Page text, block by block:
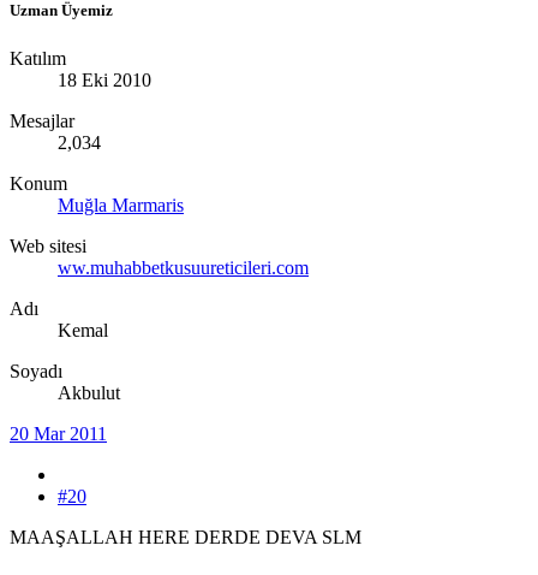
Uzman Üyemiz
Katılım
18 Eki 2010
Mesajlar
2,034
Konum
Muğla Marmaris
Web sitesi
ww.muhabbetkusuureticileri.com
Adı
Kemal
Soyadı
Akbulut
20 Mar 2011
#20
MAAŞALLAH HERE DERDE DEVA SLM